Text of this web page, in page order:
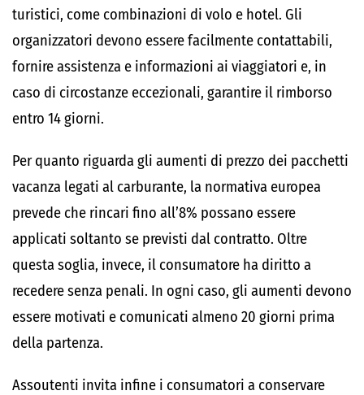
turistici, come combinazioni di volo e hotel. Gli
organizzatori devono essere facilmente contattabili,
fornire assistenza e informazioni ai viaggiatori e, in
caso di circostanze eccezionali, garantire il rimborso
entro 14 giorni.
Per quanto riguarda gli aumenti di prezzo dei pacchetti
vacanza legati al carburante, la normativa europea
prevede che rincari fino all’8% possano essere
applicati soltanto se previsti dal contratto. Oltre
questa soglia, invece, il consumatore ha diritto a
recedere senza penali. In ogni caso, gli aumenti devono
essere motivati e comunicati almeno 20 giorni prima
della partenza.
Assoutenti invita infine i consumatori a conservare